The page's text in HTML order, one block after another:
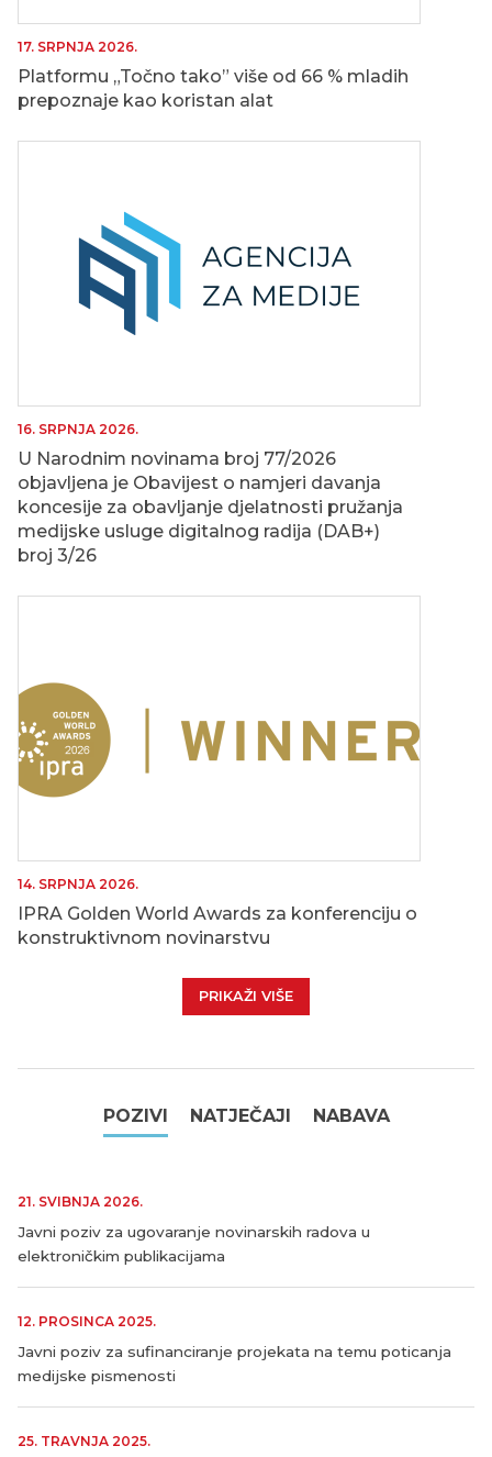
17. SRPNJA 2026.
Platformu „Točno tako” više od 66 % mladih
prepoznaje kao koristan alat
16. SRPNJA 2026.
U Narodnim novinama broj 77/2026
objavljena je Obavijest o namjeri davanja
koncesije za obavljanje djelatnosti pružanja
medijske usluge digitalnog radija (DAB+)
broj 3/26
14. SRPNJA 2026.
IPRA Golden World Awards za konferenciju o
konstruktivnom novinarstvu
PRIKAŽI VIŠE
POZIVI NATJEČAJI NABAVA
21. SVIBNJA 2026.
Javni poziv za ugovaranje novinarskih radova u
elektroničkim publikacijama
12. PROSINCA 2025.
Javni poziv za sufinanciranje projekata na temu poticanja
medijske pismenosti
25. TRAVNJA 2025.